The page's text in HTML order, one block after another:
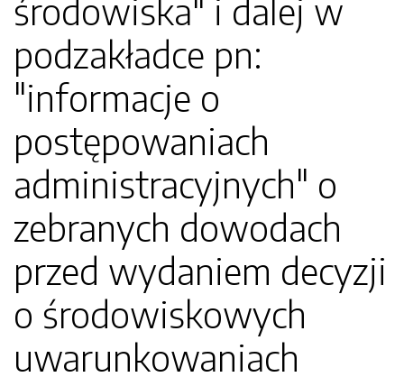
środowiska" i dalej w
podzakładce pn:
"informacje o
postępowaniach
administracyjnych" o
zebranych dowodach
przed wydaniem decyzji
o środowiskowych
uwarunkowaniach